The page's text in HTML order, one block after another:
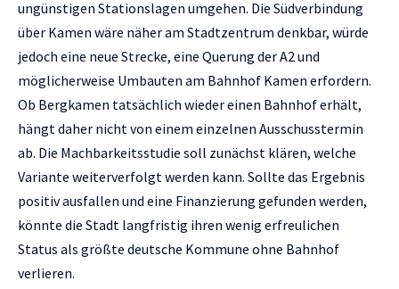
ungünstigen Stationslagen umgehen. Die Südverbindung
über Kamen wäre näher am Stadtzentrum denkbar, würde
jedoch eine neue Strecke, eine Querung der A2 und
möglicherweise Umbauten am Bahnhof Kamen erfordern.
Ob Bergkamen tatsächlich wieder einen Bahnhof erhält,
hängt daher nicht von einem einzelnen Ausschusstermin
ab. Die Machbarkeitsstudie soll zunächst klären, welche
Variante weiterverfolgt werden kann. Sollte das Ergebnis
positiv ausfallen und eine Finanzierung gefunden werden,
könnte die Stadt langfristig ihren wenig erfreulichen
Status als größte deutsche Kommune ohne Bahnhof
verlieren.